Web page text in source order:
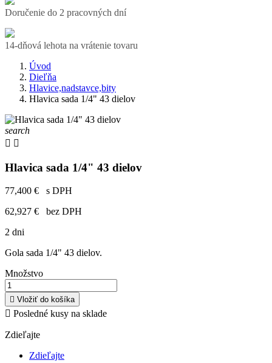
Doručenie do 2 pracovných dní
14-dňová lehota na vrátenie tovaru
Úvod
Dieľňa
Hlavice,nadstavce,bity
Hlavica sada 1/4" 43 dielov
search
 
Hlavica sada 1/4" 43 dielov
77,400 €
s DPH
62,927 €
bez DPH
2 dni
Gola sada 1/4" 43 dielov.
Množstvo
 Vložiť do košíka
 Posledné kusy na sklade
Zdieľajte
Zdieľajte